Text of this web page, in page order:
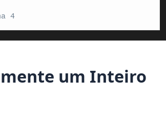
4
um Inteiro